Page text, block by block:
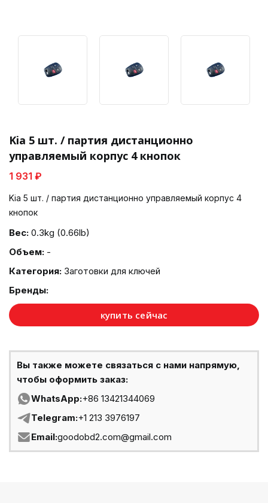
Kia 5 шт. / партия дистанционно
управляемый корпус 4 кнопок
1 931 ₽
Kia 5 шт. / партия дистанционно управляемый корпус 4
кнопок
Вес: 0.3kg (0.66lb)
Объем: -
Категория: Заготовки для ключей
Бренды:
купить сейчас
Вы также можете связаться с нами напрямую,
чтобы оформить заказ:
WhatsApp:+86 13421344069
Telegram:+1 213 3976197
Email:goodobd2.com@gmail.com